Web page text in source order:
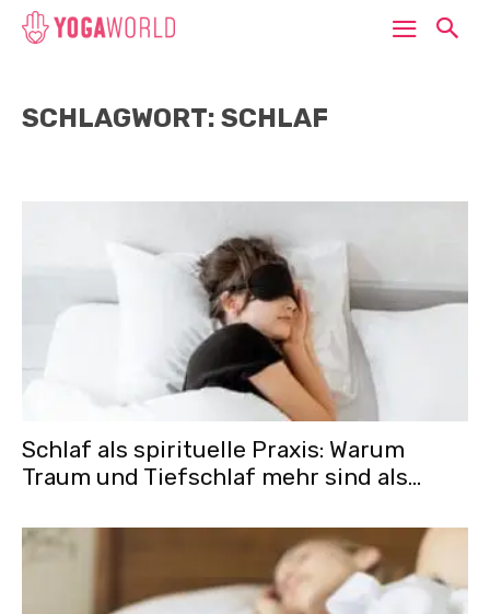
SCHLAGWORT: SCHLAF
Schlaf als spirituelle Praxis: Warum
Traum und Tiefschlaf mehr sind als...